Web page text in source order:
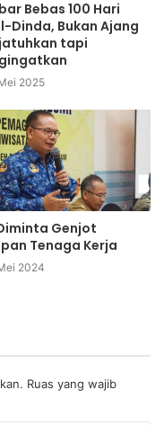
Bebas 100 Hari
Dinda, Bukan Ajang
tapi
2025
Genjot
Tenaga Kerja
2024
Ruas yang wajib